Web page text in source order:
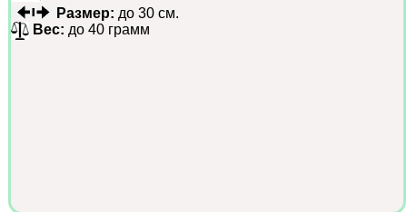
Размер: до 30 см.
Вес: до 40 грамм